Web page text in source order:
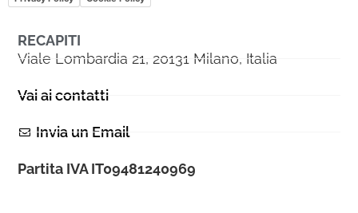
RECAPITI
Viale Lombardia 21, 20131 Milano, Italia
Vai ai contatti
Invia un Email
Partita IVA IT09481240969